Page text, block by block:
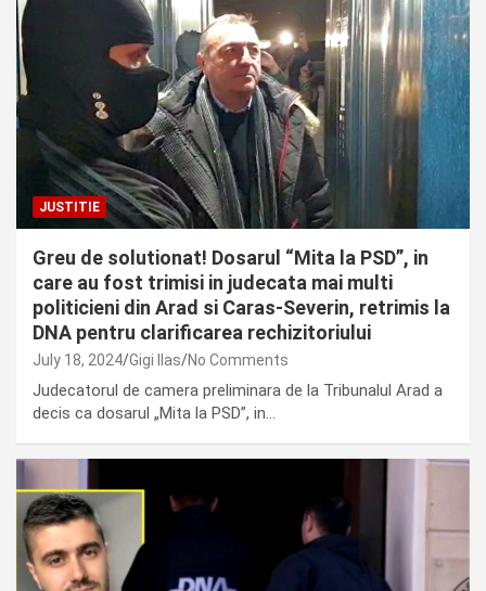
JUSTITIE
Greu de solutionat! Dosarul “Mita la PSD”, in
care au fost trimisi in judecata mai multi
politicieni din Arad si Caras-Severin, retrimis la
DNA pentru clarificarea rechizitoriului
July 18, 2024 Gigi Ilas No Comments
Judecatorul de camera preliminara de la Tribunalul Arad a
decis ca dosarul „Mita la PSD”, in…